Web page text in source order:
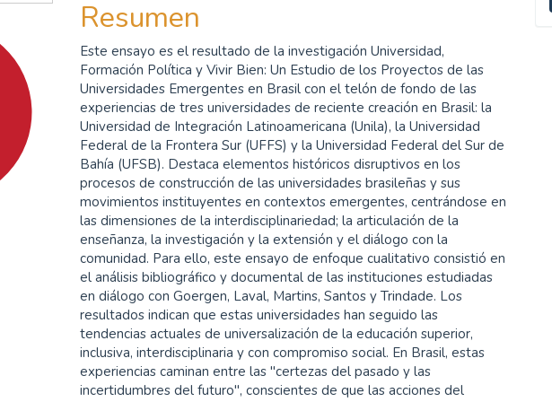
Resumen
Este ensayo es el resultado de la investigación Universidad,
Formación Política y Vivir Bien: Un Estudio de los Proyectos de las
Universidades Emergentes en Brasil con el telón de fondo de las
experiencias de tres universidades de reciente creación en Brasil: la
Universidad de Integración Latinoamericana (Unila), la Universidad
Federal de la Frontera Sur (UFFS) y la Universidad Federal del Sur de
Bahía (UFSB). Destaca elementos históricos disruptivos en los
procesos de construcción de las universidades brasileñas y sus
movimientos instituyentes en contextos emergentes, centrándose en
las dimensiones de la interdisciplinariedad; la articulación de la
enseñanza, la investigación y la extensión y el diálogo con la
comunidad. Para ello, este ensayo de enfoque cualitativo consistió en
el análisis bibliográfico y documental de las instituciones estudiadas
en diálogo con Goergen, Laval, Martins, Santos y Trindade. Los
resultados indican que estas universidades han seguido las
tendencias actuales de universalización de la educación superior,
inclusiva, interdisciplinaria y con compromiso social. En Brasil, estas
experiencias caminan entre las "certezas del pasado y las
incertidumbres del futuro", conscientes de que las acciones del